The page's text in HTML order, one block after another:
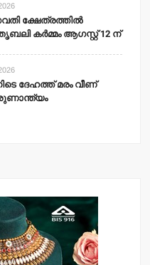
ക്ഷേത്രത്തില്‍
കര്‍മ്മം ആഗസ്റ്റ് 12 ന്
ദേഹത്ത് മരം വീണ്